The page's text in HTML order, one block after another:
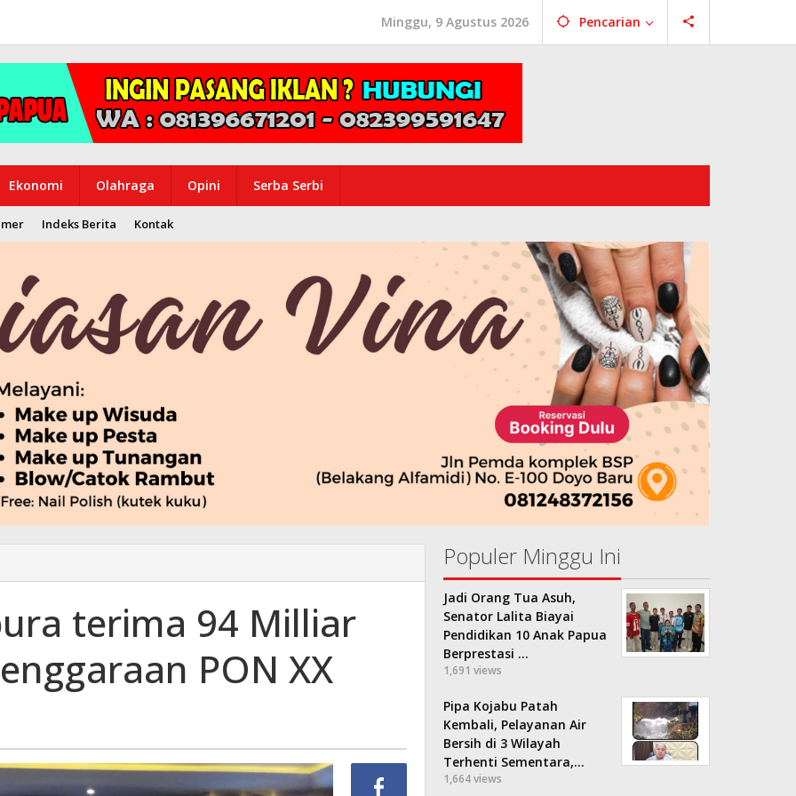
Minggu, 9 Agustus 2026 Pencarian
Ekonomi Olahraga Opini Serba Serbi
Indeks Berita Kontak
terima 94 Milliar
PON XX
Populer Minggu Ini
Jadi Orang Tua Asuh,
Senator Lalita Biayai
Pendidikan 10 Anak Papua
Berprestasi …
1,691 views
Pipa Kojabu Patah
Kembali, Pelayanan Air
Bersih di 3 Wilayah
Terhenti Sementara,…
1,664 views